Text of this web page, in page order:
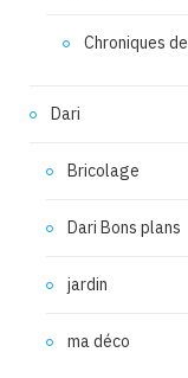
Chroniques
Dari
Bricolage
Dari Bons plans
jardin
ma déco